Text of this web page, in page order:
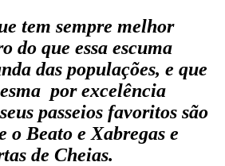
tem sempre melhor
do que essa escuma
das populações, e que
por excelência
passeios favoritos são
o Beato e Xabregas e
de Cheias.